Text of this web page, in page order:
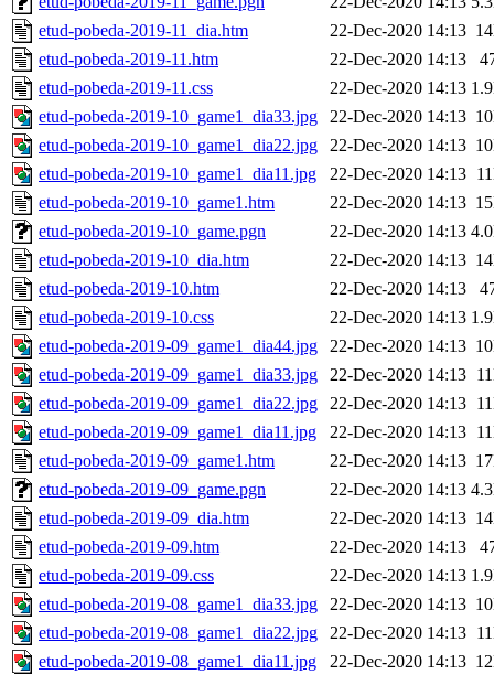
etud-pobeda-2019-11_dia.htm
22-Dec-2020 14:13
etud-pobeda-2019-11.htm
22-Dec-2020 14:13
etud-pobeda-2019-11.css
22-Dec-2020 14:13
etud-pobeda-2019-10_game1_dia33.jpg
22-Dec-2020 14:13
etud-pobeda-2019-10_game1_dia22.jpg
22-Dec-2020 14:13
etud-pobeda-2019-10_game1_dia11.jpg
22-Dec-2020 14:13
etud-pobeda-2019-10_game1.htm
22-Dec-2020 14:13
etud-pobeda-2019-10_game.pgn
22-Dec-2020 14:13
etud-pobeda-2019-10_dia.htm
22-Dec-2020 14:13
etud-pobeda-2019-10.htm
22-Dec-2020 14:13
etud-pobeda-2019-10.css
22-Dec-2020 14:13
etud-pobeda-2019-09_game1_dia44.jpg
22-Dec-2020 14:13
etud-pobeda-2019-09_game1_dia33.jpg
22-Dec-2020 14:13
etud-pobeda-2019-09_game1_dia22.jpg
22-Dec-2020 14:13
etud-pobeda-2019-09_game1_dia11.jpg
22-Dec-2020 14:13
etud-pobeda-2019-09_game1.htm
22-Dec-2020 14:13
etud-pobeda-2019-09_game.pgn
22-Dec-2020 14:13
etud-pobeda-2019-09_dia.htm
22-Dec-2020 14:13
etud-pobeda-2019-09.htm
22-Dec-2020 14:13
etud-pobeda-2019-09.css
22-Dec-2020 14:13
etud-pobeda-2019-08_game1_dia33.jpg
22-Dec-2020 14:13
etud-pobeda-2019-08_game1_dia22.jpg
22-Dec-2020 14:13
etud-pobeda-2019-08_game1_dia11.jpg
22-Dec-2020 14:13